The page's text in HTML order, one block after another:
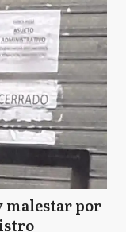
malestar por